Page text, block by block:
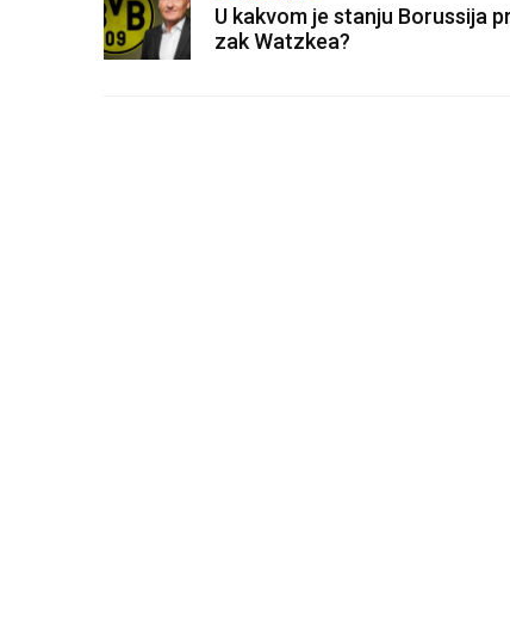
U kakvom je stanju Borussija
zak Watzkea?